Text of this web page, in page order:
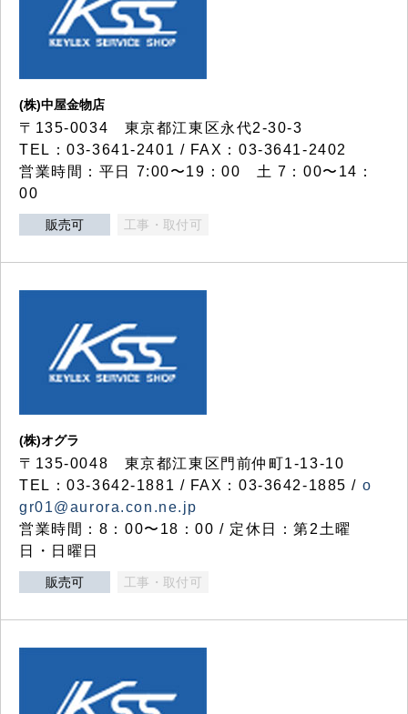
(株)中屋金物店
〒135-0034 東京都江東区永代2-30-3
TEL：03-3641-2401 / FAX：03-3641-2402
営業時間：平日 7:00〜19：00 土 7：00〜14：
00
販売可 工事・取付可
(株)オグラ
〒135-0048 東京都江東区門前仲町1-13-10
TEL：03-3642-1881 / FAX：03-3642-1885 / o
gr01@aurora.con.ne.jp
営業時間：8：00〜18：00 / 定休日：第2土曜
日・日曜日
販売可 工事・取付可